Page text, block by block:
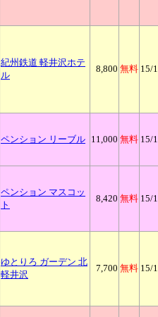
紀州鉄道 軽井沢ホテ
ル
8,800 無料 15/
ペンション リーブル 11,000 無料 15/
ペンション マスコッ
ト
8,420 無料 15/
ゆとりろ ガーデン 北
軽井沢
7,700 無料 15/